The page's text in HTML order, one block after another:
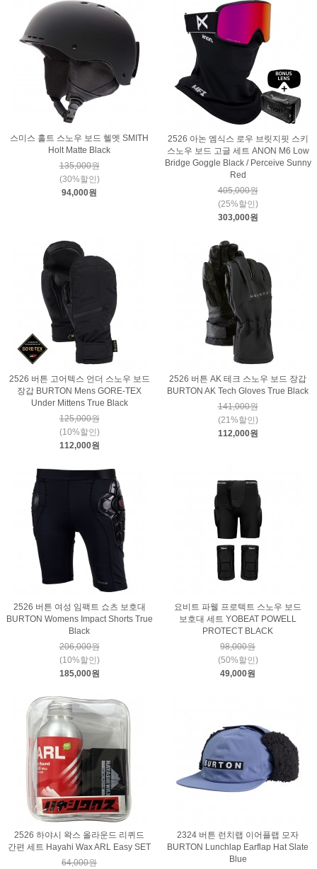
스미스 홀트 스노우 보드 헬멧 SMITH
Holt Matte Black
135,000원
(30%할인)
94,000원
2526 아논 엠식스 로우 브릿지핏 스키
스노우 보드 고글 세트 ANON M6 Low
Bridge Goggle Black / Perceive Sunny
Red
405,000원
(25%할인)
303,000원
2526 버튼 고어텍스 언더 스노우 보드
장갑 BURTON Mens GORE-TEX
Under Mittens True Black
125,000원
(10%할인)
112,000원
2526 버튼 AK 테크 스노우 보드 장갑
BURTON AK Tech Gloves True Black
141,000원
(21%할인)
112,000원
2526 버튼 여성 임팩트 쇼츠 보호대
BURTON Womens Impact Shorts True
Black
206,000원
(10%할인)
185,000원
요비트 파웰 프로텍트 스노우 보드
보호대 세트 YOBEAT POWELL
PROTECT BLACK
98,000원
(50%할인)
49,000원
2526 하야시 왁스 올라운드 리퀴드
간편 세트 Hayahi Wax ARL Easy SET
64,000원
2324 버튼 런치랩 이어플랩 모자
BURTON Lunchlap Earflap Hat Slate
Blue